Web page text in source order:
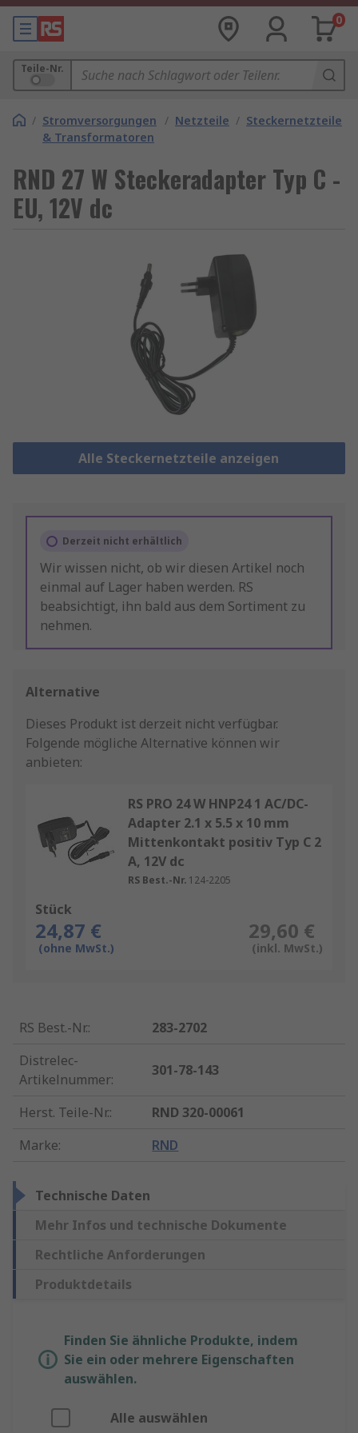
0
Teile-Nr.
/ Stromversorgungen
& Transformatoren
/ Netzteile / Steckernetzteile
RND 27 W Steckeradapter Typ C -
EU, 12V dc
Alle Steckernetzteile anzeigen
Derzeit nicht erhältlich
Wir wissen nicht, ob wir diesen Artikel noch
einmal auf Lager haben werden. RS
beabsichtigt, ihn bald aus dem Sortiment zu
nehmen.
Alternative
Dieses Produkt ist derzeit nicht verfügbar.
Folgende mögliche Alternative können wir
anbieten:
RS PRO 24 W HNP24 1 AC/DC-
Adapter 2.1 x 5.5 x 10 mm
Mittenkontakt positiv Typ C 2
A, 12V dc
RS Best.-Nr. 124-2205
Stück
24,87 €
(ohne MwSt.)
29,60 €
(inkl. MwSt.)
RS Best.-Nr.:
283-2702
Distrelec-
Artikelnummer:
301-78-143
Herst. Teile-Nr.:
RND 320-00061
Marke: RND
Technische Daten
Mehr Infos und technische Dokumente
Rechtliche Anforderungen
Produktdetails
Finden Sie ähnliche Produkte, indem
Sie ein oder mehrere Eigenschaften
auswählen.
Alle auswählen